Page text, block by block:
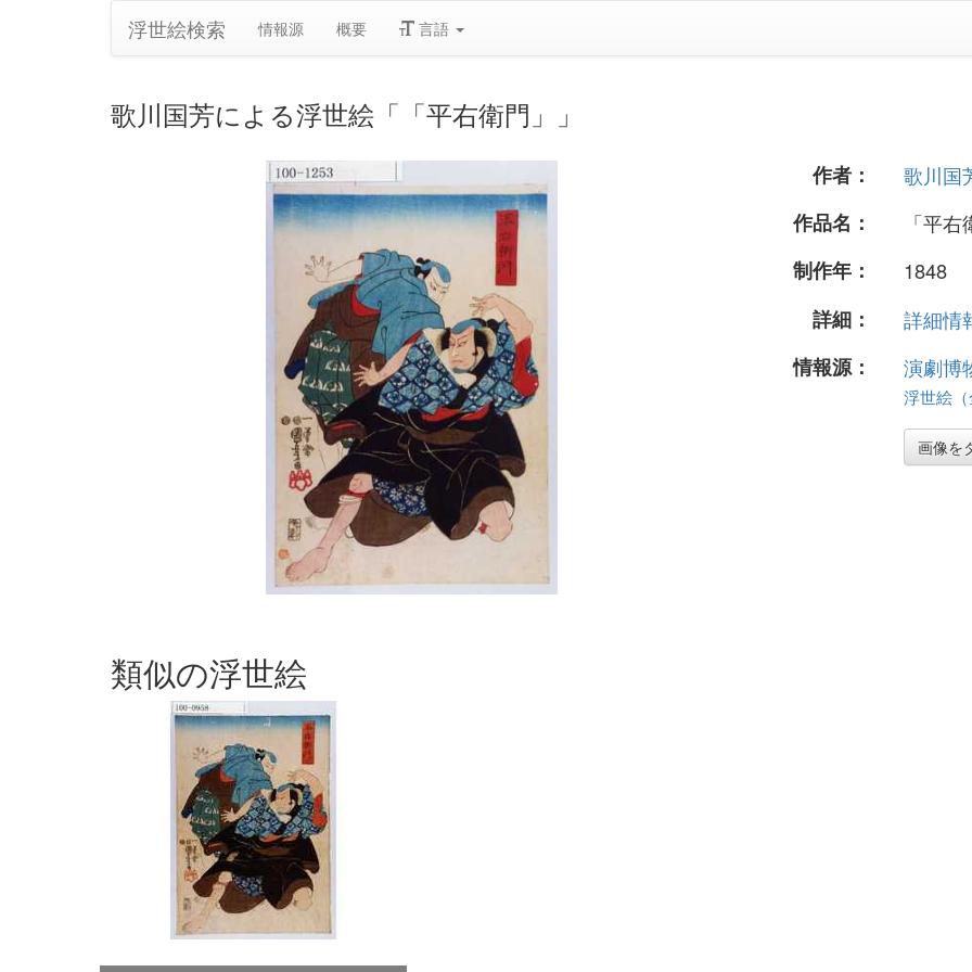
浮世絵検索 情報源 概要 言語
歌川国芳による浮世絵「「平右衛門」」
作者：
歌川国
作品名：
「平右
制作年：
1848
詳細：
詳細情
情報源：
演劇博
浮世絵
画像を
類似の浮世絵